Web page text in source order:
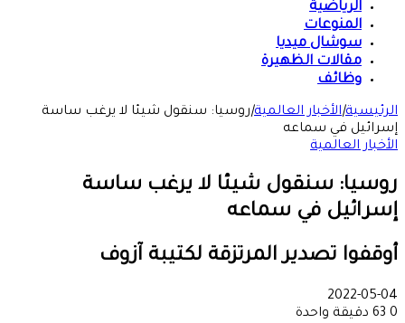
الرياضية
المنوعات
سوشال ميديا
مقالات الظهيرة
وظائف
الرئيسية|الأخبار العالمية|روسيا: سنقول شيئا لا يرغب ساسة
إسرائيل في سماعه
الأخبار العالمية
روسيا: سنقول شيئا لا يرغب ساسة
إسرائيل في سماعه
أوقفوا تصدير المرتزقة لكتيبة آزوف
2022-05-04
0
دقيقة واحدة